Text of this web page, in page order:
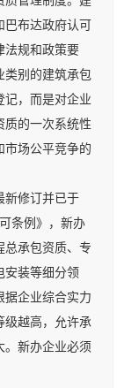
巴布达政府认可
法规和政策要
类别的建筑承包
记，而是对企业
质的一次系统性
市场公平竞争的
修订并已于
条例》，新办
总承包资质、专
安装等细分领
据企业综合实力
级越高，允许承
。新办企业必须